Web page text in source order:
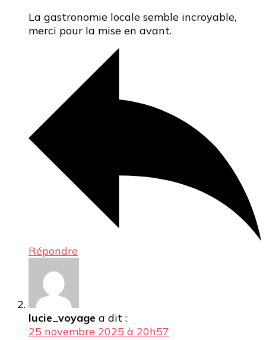
La gastronomie locale semble incroyable,
merci pour la mise en avant.
Répondre
lucie_voyage a dit :
25 novembre 2025 à 20h57